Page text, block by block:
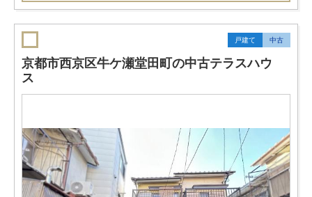
戸建て 中古
京都市西京区牛ケ瀬堂田町の中古テラスハウ
ス